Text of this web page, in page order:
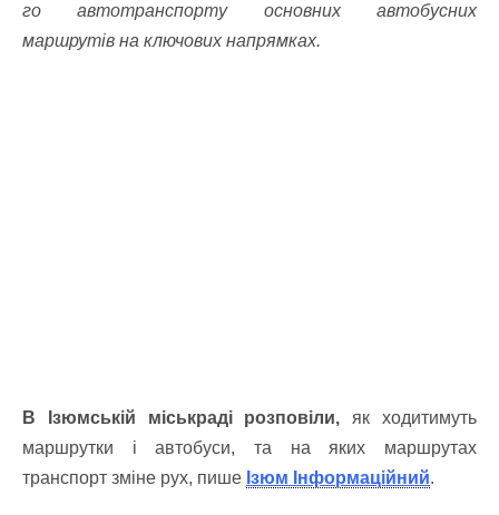
го автотранспорту основних автобусних
маршрутів на ключових напрямках.
В Ізюмській міськраді розповіли, як ходитимуть
маршрутки і автобуси, та на яких маршрутах
транспорт зміне рух, пише Ізюм Інформаційний.